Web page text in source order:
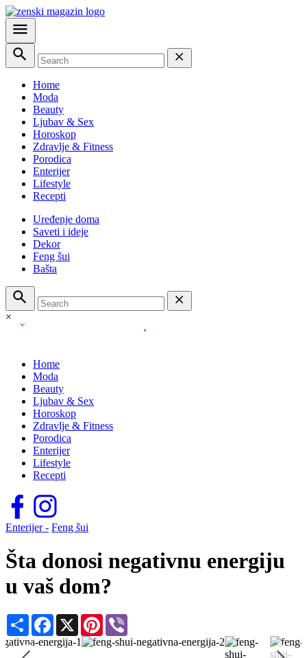
Home
Moda
Beauty
Ljubav & Sex
Horoskop
Zdravlje & Fitness
Porodica
Enterijer
Lifestyle
Recepti
Uređenje doma
Saveti i ideje
Dekor
Feng šui
Bašta
×
Home
Moda
Beauty
Ljubav & Sex
Horoskop
Zdravlje & Fitness
Porodica
Enterijer
Lifestyle
Recepti
Enterijer - Feng šui
Šta donosi negativnu energiju
u vaš dom?
Share Facebook
X Pinterest